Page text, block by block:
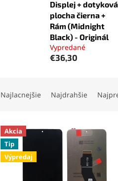
Displej + dotyková
plocha čierna +
Rám (Midnight
Black) - Originál
Vypredané
€36,30
n
Najlacnejšie Najdrahšie
V
p
Akcia
Tip
Výpredaj